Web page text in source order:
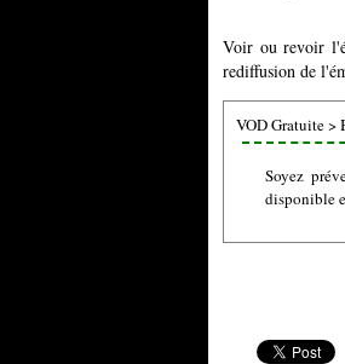
Voir ou revoir
rediffusion de
VOD Gratuite>
Soyez
disponible